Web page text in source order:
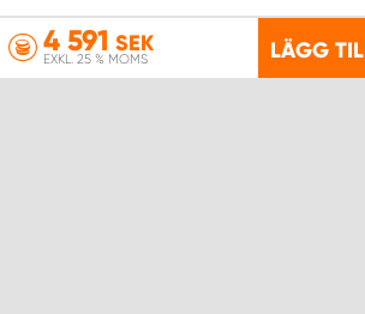
4 591 SEK
EXKL. 25 % MOMS LÄGG